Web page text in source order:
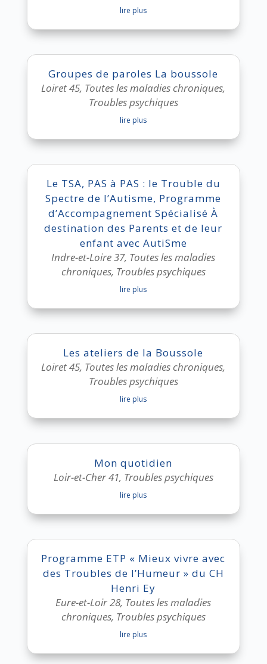
lire plus
Groupes de paroles La boussole
Loiret 45, Toutes les maladies chroniques,
Troubles psychiques
lire plus
Le TSA, PAS à PAS : le Trouble du
Spectre de l’Autisme, Programme
d’Accompagnement Spécialisé À
destination des Parents et de leur
enfant avec AutiSme
Indre-et-Loire 37, Toutes les maladies
chroniques, Troubles psychiques
lire plus
Les ateliers de la Boussole
Loiret 45, Toutes les maladies chroniques,
Troubles psychiques
lire plus
Mon quotidien
Loir-et-Cher 41, Troubles psychiques
lire plus
Programme ETP « Mieux vivre avec
des Troubles de l’Humeur » du CH
Henri Ey
Eure-et-Loir 28, Toutes les maladies
chroniques, Troubles psychiques
lire plus